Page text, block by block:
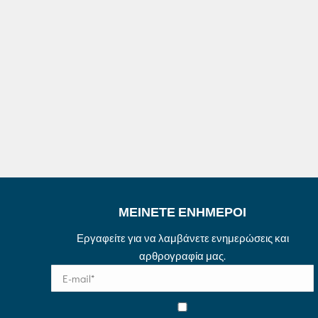
ΜΕΙΝΕΤΕ ΕΝΗΜΕΡΟΙ
Εργαφείτε για να λαμβάνετε ενημερώσεις και
αρθρογραφία μας.